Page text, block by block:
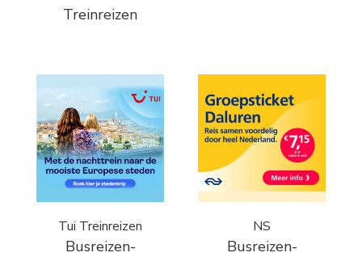
Treinreizen
Tui Treinreizen
Busreizen-
NS
Busreizen-